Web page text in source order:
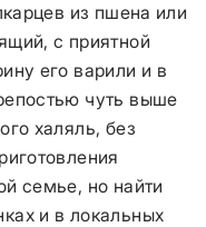
из пшена или
с приятной
его варили и в
чуть выше
халяль, без
семье, но найти
и в локальных